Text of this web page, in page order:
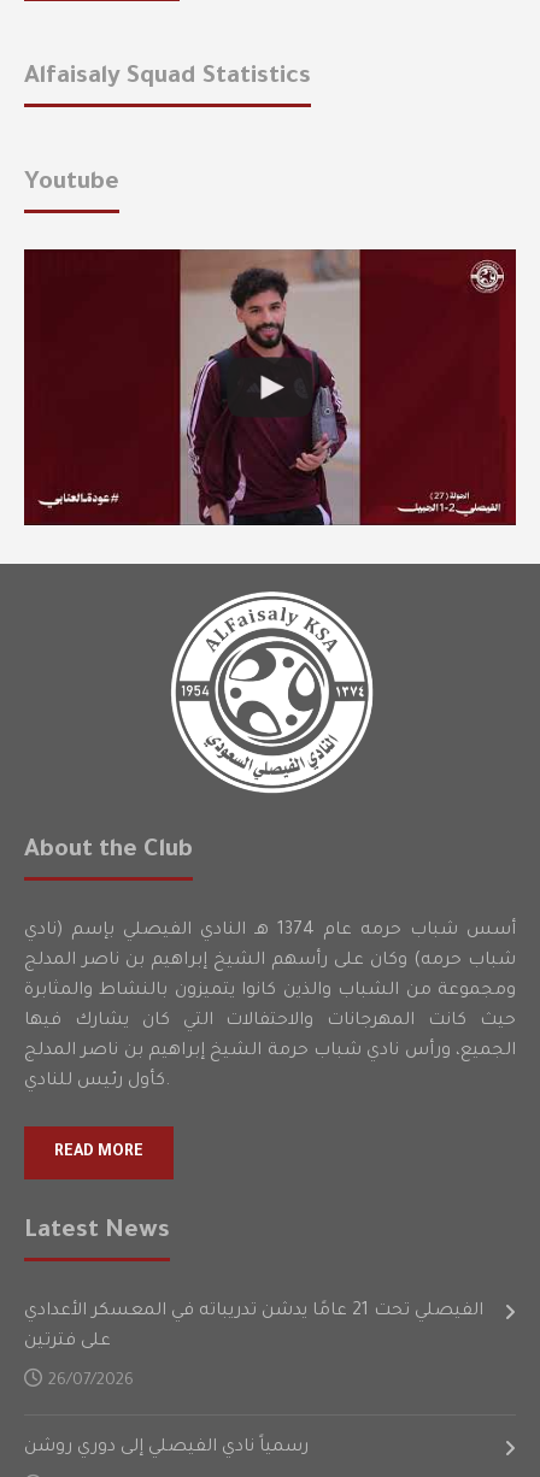
Alfaisaly Squad Statistics
Youtube
About the Club
أسس شباب حرمه عام 1374 هـ النادي الفيصلي بإسم (نادي
شباب حرمه) وكان على رأسهم الشيخ إبراهيم بن ناصر المدلج
ومجموعة من الشباب والذين كانوا يتميزون بالنشاط والمثابرة
حيث كانت المهرجانات والاحتفالات التي كان يشارك فيها
الجميع، ورأس نادي شباب حرمة الشيخ إبراهيم بن ناصر المدلج
كأول رئيس للنادي.
READ MORE
Latest News
الفيصلي تحت 21 عامًا يدشن تدريباته في المعسكر الأعدادي
على فترتين
26/07/2026
رسمياً نادي الفيصلي إلى دوري روشن